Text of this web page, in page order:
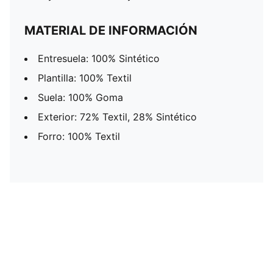
MATERIAL DE INFORMACIÓN
Entresuela: 100% Sintético
Plantilla: 100% Textil
Suela: 100% Goma
Exterior: 72% Textil, 28% Sintético
Forro: 100% Textil